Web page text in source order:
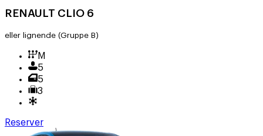
RENAULT CLIO 6
eller lignende (Gruppe B)
M
5
5
3
Reserver